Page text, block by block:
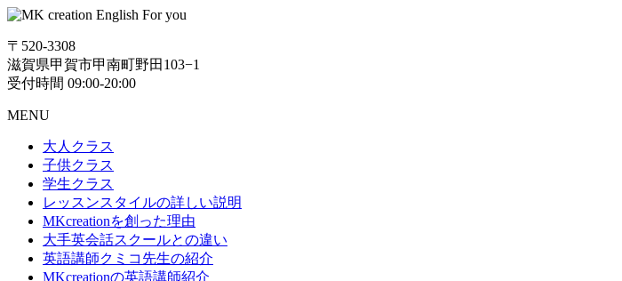
〒520-3308
滋賀県甲賀市甲南町野田103−1
受付時間 09:00-20:00
MENU
大人クラス
子供クラス
学生クラス
レッスンスタイルの詳しい説明
MKcreationを創った理由
大手英会話スクールとの違い
英語講師クミコ先生の紹介
MKcreationの英語講師紹介